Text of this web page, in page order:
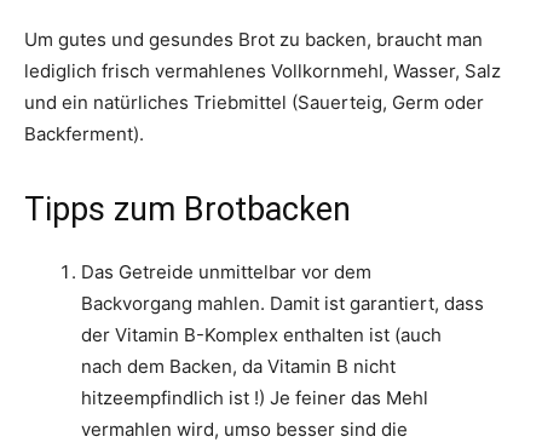
Um gutes und gesundes Brot zu backen, braucht man
lediglich frisch vermahlenes Vollkornmehl, Wasser, Salz
und ein natürliches Triebmittel (Sauerteig, Germ oder
Backferment).
Tipps zum Brotbacken
Das Getreide unmittelbar vor dem
Backvorgang mahlen. Damit ist garantiert, dass
der Vitamin B-Komplex enthalten ist (auch
nach dem Backen, da Vitamin B nicht
hitzeempfindlich ist !) Je feiner das Mehl
vermahlen wird, umso besser sind die